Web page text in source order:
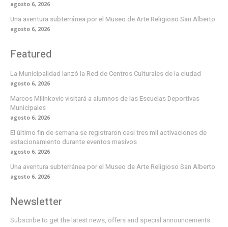
agosto 6, 2026
Una aventura subterránea por el Museo de Arte Religioso San Alberto
agosto 6, 2026
Featured
La Municipalidad lanzó la Red de Centros Culturales de la ciudad
agosto 6, 2026
Marcos Milinkovic visitará a alumnos de las Escuelas Deportivas
Municipales
agosto 6, 2026
El último fin de semana se registraron casi tres mil activaciones de
estacionamiento durante eventos masivos
agosto 6, 2026
Una aventura subterránea por el Museo de Arte Religioso San Alberto
agosto 6, 2026
Newsletter
Subscribe to get the latest news, offers and special announcements.